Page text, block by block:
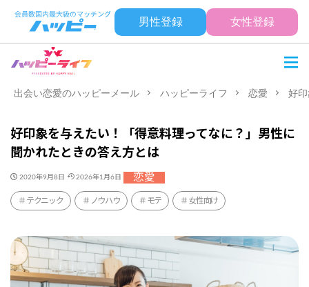
男性登録 女性登録
出会い恋愛のハッピーメール ハッピーライフ 恋愛 好
好印象を与えたい！「得意料理ってなに？」男性に
聞かれたときの答え方とは
2020年9月8日 2026年1月6日 恋愛
テクニック ノウハウ モテ 女性向け